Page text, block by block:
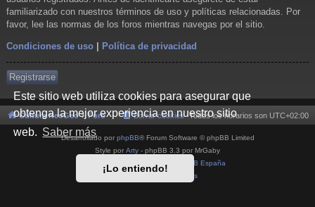
Este sitio web utiliza cookies para asegurar que
obtenga la mejor experiencia en nuestro sitio
web. Saber más
¡Lo entiendo!
familiarizado con nuestros términos de uso y políticas relacionadas. Por
favor, lee las normas de los foros mientras navegas por el sitio.
Condiciones de uso Política de privacidad
Registrarse
Cultura NeoGeo Foro Todos los horarios son UTC+02:00
Borrar cookies
Desarrollado por phpBB® Forum Software © phpBB Limited
Style por Arty - phpBB 3.3 por MrGaby
phpBB España
Condiciones